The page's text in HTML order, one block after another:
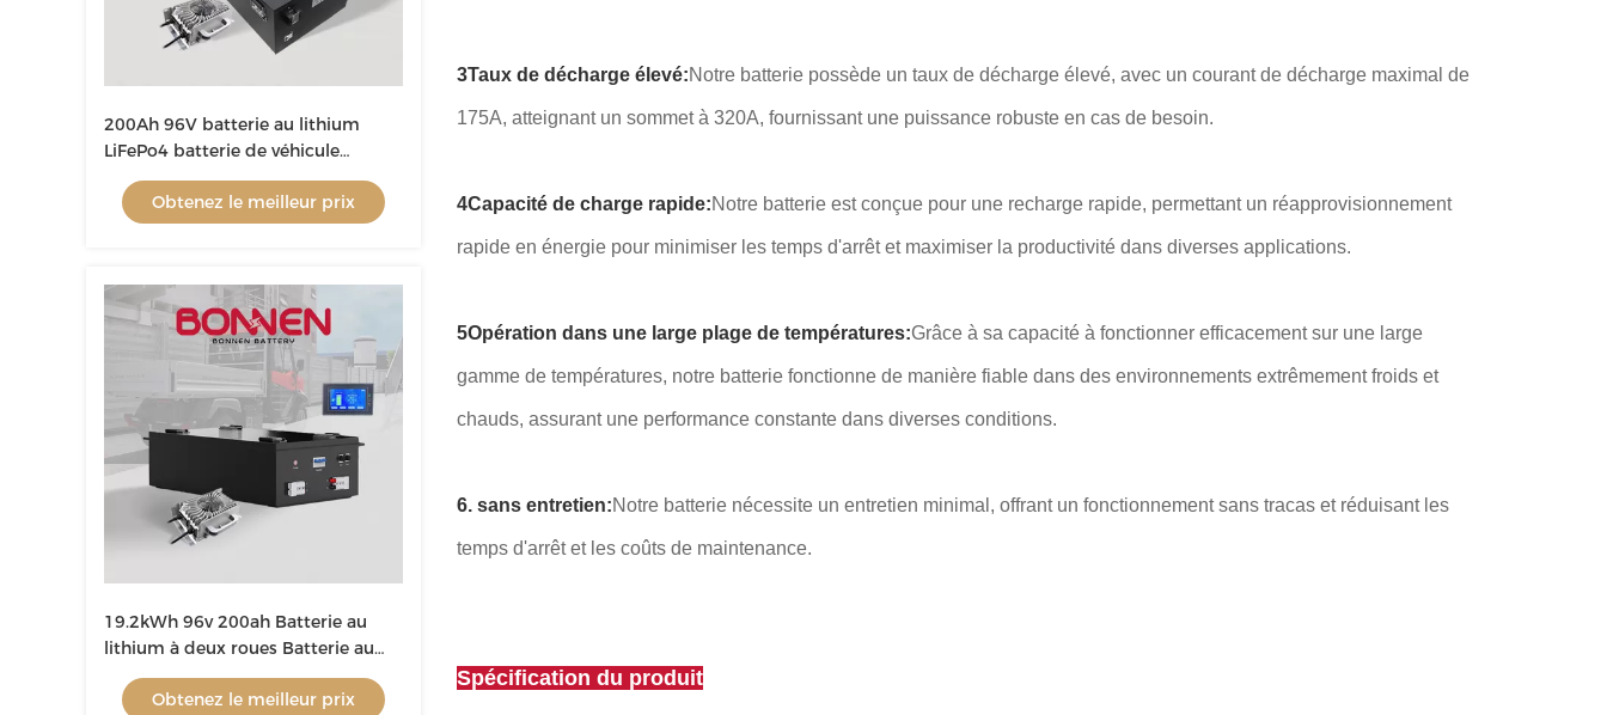
200Ah 96V batterie au lithium
LiFePo4 batterie de véhicule
électrique pour voitures
touristiques
Obtenez le meilleur prix
19.2kWh 96v 200ah Batterie au
lithium à deux roues Batterie au
lithium-ion pour camionnettes,
camionnettes
Obtenez le meilleur prix
3Taux de décharge élevé:Notre batterie possède un taux de décharge élevé, avec un courant de décharge maximal de
175A, atteignant un sommet à 320A, fournissant une puissance robuste en cas de besoin.
4Capacité de charge rapide:Notre batterie est conçue pour une recharge rapide, permettant un réapprovisionnement
rapide en énergie pour minimiser les temps d'arrêt et maximiser la productivité dans diverses applications.
5Opération dans une large plage de températures:Grâce à sa capacité à fonctionner efficacement sur une large
gamme de températures, notre batterie fonctionne de manière fiable dans des environnements extrêmement froids et
chauds, assurant une performance constante dans diverses conditions.
6. sans entretien:Notre batterie nécessite un entretien minimal, offrant un fonctionnement sans tracas et réduisant les
temps d'arrêt et les coûts de maintenance.
Spécification du produit